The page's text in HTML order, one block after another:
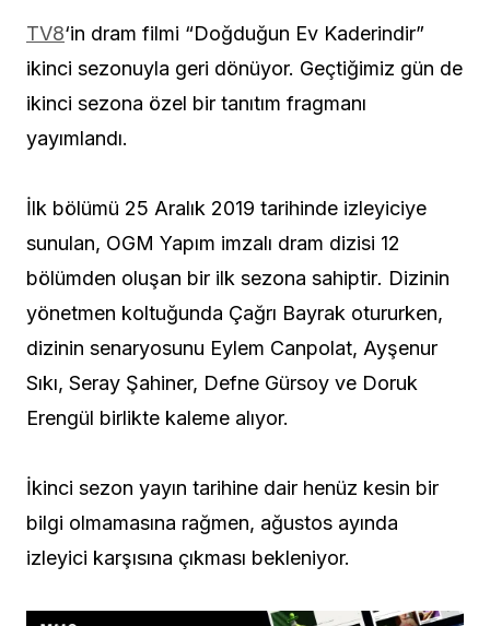
TV8‘in dram filmi “Doğduğun Ev Kaderindir”
ikinci sezonuyla geri dönüyor. Geçtiğimiz gün de
ikinci sezona özel bir tanıtım fragmanı
yayımlandı.
İlk bölümü 25 Aralık 2019 tarihinde izleyiciye
sunulan, OGM Yapım imzalı dram dizisi 12
bölümden oluşan bir ilk sezona sahiptir. Dizinin
yönetmen koltuğunda Çağrı Bayrak otururken,
dizinin senaryosunu Eylem Canpolat, Ayşenur
Sıkı, Seray Şahiner, Defne Gürsoy ve Doruk
Erengül birlikte kaleme alıyor.
İkinci sezon yayın tarihine dair henüz kesin bir
bilgi olmamasına rağmen, ağustos ayında
izleyici karşısına çıkması bekleniyor.